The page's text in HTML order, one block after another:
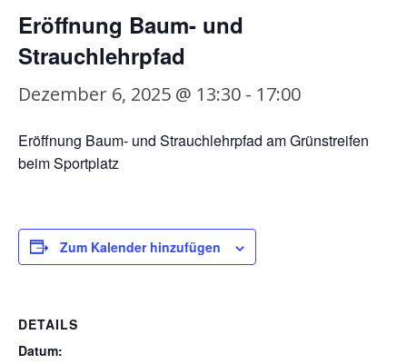
Eröffnung Baum- und
Strauchlehrpfad
Dezember 6, 2025 @ 13:30 - 17:00
Eröffnung Baum- und Strauchlehrpfad am Grünstreifen
beim Sportplatz
Zum Kalender hinzufügen
DETAILS
Datum: